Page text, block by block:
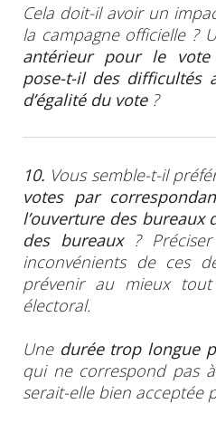
Cela doit-il avoir un
la campagne officielle ?
antérieur pour le vote
pose-t-il des difficultés
d’égalité du vote ?
10. Vous semble-t-il
votes par
l’ouverture des bureaux
des bureaux ?
inconvénients de ces
prévenir au mieux
électoral.
Une durée trop longue
qui ne correspond pas
serait-elle bien acceptée